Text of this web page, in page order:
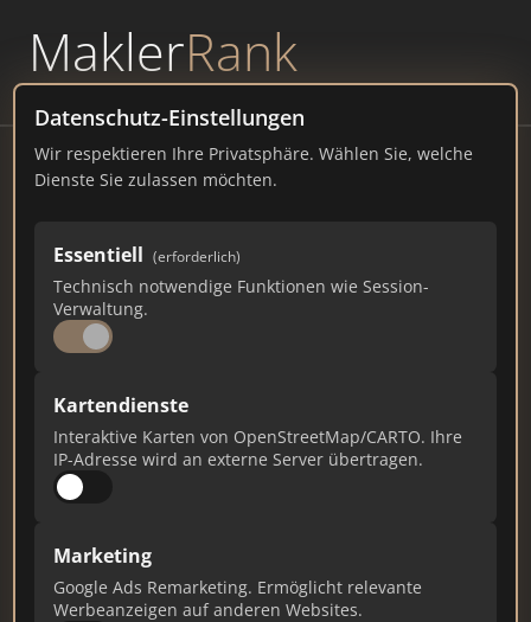
MaklerRank
powered byWAVEPOINT
Datenschutz-Einstellungen
Wir respektieren Ihre Privatsphäre. Wählen Sie, welche
Dienste Sie zulassen möchten.
Essentiell (erforderlich)
Technisch notwendige Funktionen wie Session-
Verwaltung.
Kartendienste
Interaktive Karten von OpenStreetMap/CARTO. Ihre
IP-Adresse wird an externe Server übertragen.
Marketing
Google Ads Remarketing. Ermöglicht relevante
Werbeanzeigen auf anderen Websites.
Leibinger Immobilien
leibinger-immobilien.de
624
Ist das Ihr Unternehmen?
Verifizieren Sie Ihr Profil, bearbeiten Sie Ihre
Updates.
Profil beanspruchen